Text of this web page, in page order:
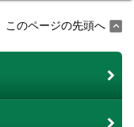
このページの先頭へ